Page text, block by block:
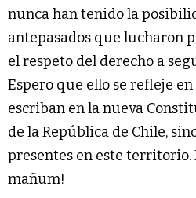
nunca han tenido la
antepasados que lucharon
el respeto del derecho a
Espero que ello se refleje
escriban en la nueva
de la República de Chile,
presentes en este
mañum!